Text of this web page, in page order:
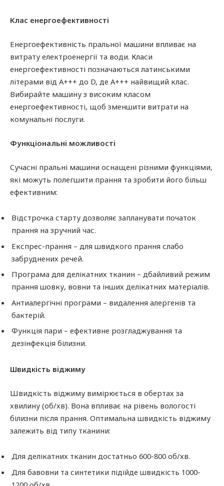
Клас енергоефективності
Енергоефективність пральної машини впливає на
витрату електроенергії та води. Класи
енергоефективності позначаються латинськими
літерами від A+++ до D, де A+++ найвищий клас.
Вибирайте машину з високим класом
енергоефективності, щоб зменшити витрати на
комунальні послуги.
Функціональні можливості
Сучасні пральні машини оснащені різними функціями,
які можуть полегшити прання та зробити його більш
ефективним:
Відстрочка старту дозволяє запланувати початок
прання на зручний час.
Експрес-прання – для швидкого прання слабо
забруднених речей.
Програма для делікатних тканин – дбайливий режим
прання шовку, вовни та інших делікатних матеріалів.
Антиалергічні програми – видалення алергенів та
бактерій.
Функція пари – ефективне розгладжування та
дезінфекція білизни.
Швидкість віджиму
Швидкість віджиму вимірюється в обертах за
хвилину (об/хв). Вона впливає на рівень вологості
білизни після прання. Оптимальна швидкість віджиму
залежить від типу тканини:
Для делікатних тканин достатньо 600-800 об/хв.
Для бавовни та синтетики підійде швидкість 1000-